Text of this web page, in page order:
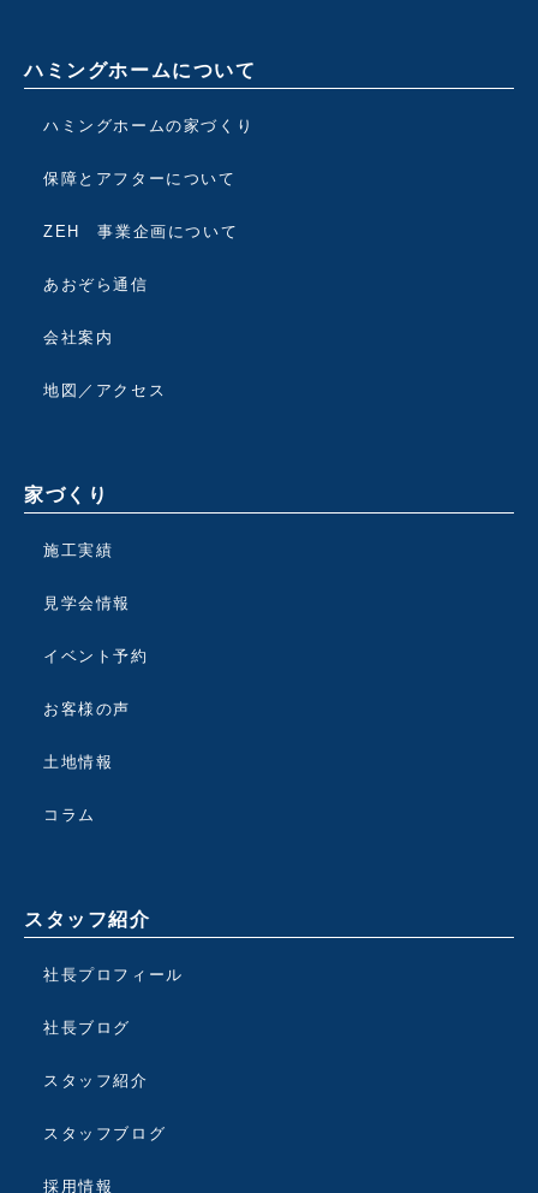
ハミングホームについて
ハミングホームの家づくり
保障とアフターについて
ZEH 事業企画について
あおぞら通信
会社案内
地図／アクセス
家づくり
施工実績
見学会情報
イベント予約
お客様の声
土地情報
コラム
スタッフ紹介
社長プロフィール
社長ブログ
スタッフ紹介
スタッフブログ
採用情報